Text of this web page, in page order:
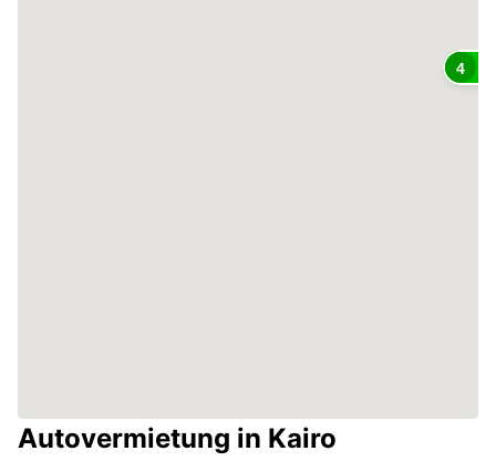
4
Autovermietung in Kairo